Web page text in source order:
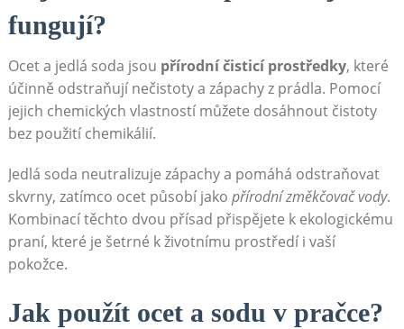
fungují?
Ocet a jedlá soda jsou přírodní čisticí prostředky, které
účinně odstraňují nečistoty a zápachy z prádla. Pomocí
jejich chemických vlastností můžete dosáhnout čistoty
bez použití chemikálií.
Jedlá soda neutralizuje zápachy a pomáhá odstraňovat ​
skvrny, zatímco ocet ‍působí jako přírodní změkčovač vody.
Kombinací těchto dvou‍ přísad přispějete k ekologickému
praní, které je šetrné k životnímu prostředí i vaší
pokožce.
Jak ‍použít ocet ​a sodu v pračce?